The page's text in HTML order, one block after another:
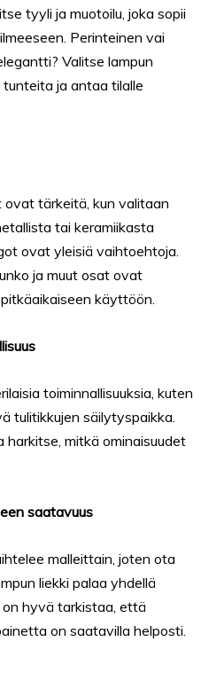
tyyli ja muotoilu, joka sopii
Perinteinen vai
Valitse lampun
ja antaa tilalle
tärkeitä, kun valitaan
tai keramiikasta
ovat yleisiä vaihtoehtoja.
ja muut osat ovat
käyttöön.
toiminnallisuuksia, kuten
tulitikkujen säilytyspaikka.
harkitse, mitkä ominaisuudet
saatavuus
malleittain, joten ota
liekki palaa yhdellä
on hyvä tarkistaa, että
on saatavilla helposti.